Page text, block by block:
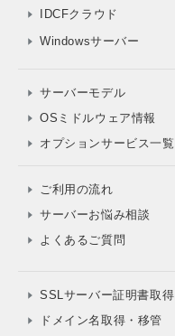
IDCFクラウド
Windowsサーバー
サーバーモデル
OSミドルウェア情報
オプションサービス一覧
ご利用の流れ
サーバーお悩み相談
よくあるご質問
SSLサーバー証明書取得
ドメイン名取得・移管